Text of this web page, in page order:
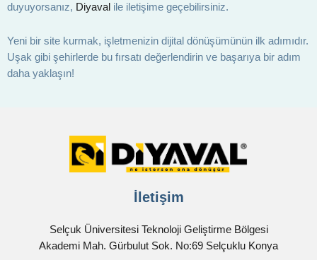
duyuyorsanız, Diyaval ile iletişime geçebilirsiniz.
Yeni bir site kurmak, işletmenizin dijital dönüşümünün ilk adımıdır.
Uşak gibi şehirlerde bu fırsatı değerlendirin ve başarıya bir adım
daha yaklaşın!
İletişim
Selçuk Üniversitesi Teknoloji Geliştirme Bölgesi
Akademi Mah. Gürbulut Sok. No:69 Selçuklu Konya